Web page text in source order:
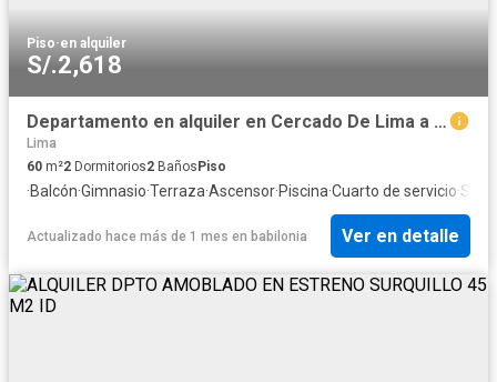
Piso·en alquiler
S/.2,618
Departamento en alquiler en Cercado De Lima a S/2,500 al mes
Lima
60 m²2 Dormitorios2 Baños Piso
·Balcón·Gimnasio·Terraza·Ascensor·Piscina·Cuarto de servicio·
Actualizado hace más de 1 mes en babilonia Ver en detalle